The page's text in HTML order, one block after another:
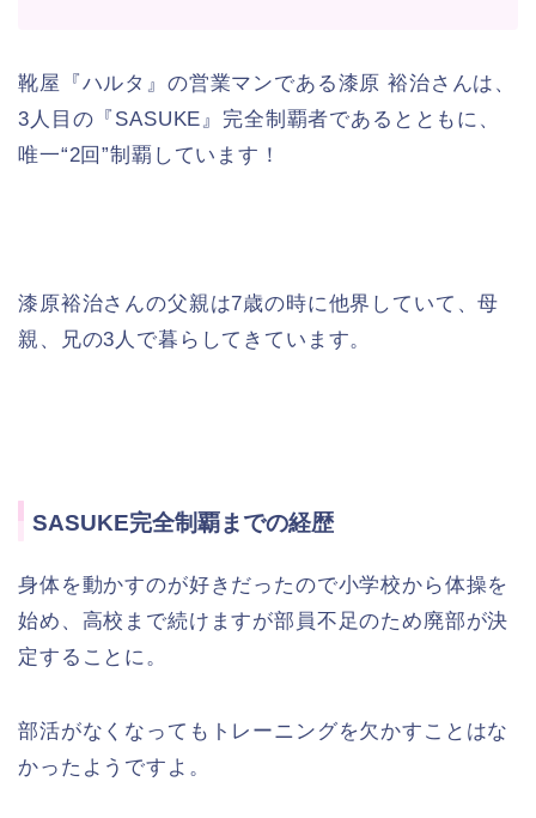
靴屋『ハルタ』の営業マンである漆原 裕治さんは、
3人目の『SASUKE』完全制覇者であるとともに、
唯一“2回”制覇しています！
漆原裕治さんの父親は7歳の時に他界していて、母
親、兄の3人で暮らしてきています。
SASUKE完全制覇までの経歴
身体を動かすのが好きだったので小学校から体操を
始め、高校まで続けますが部員不足のため廃部が決
定することに。
部活がなくなってもトレーニングを欠かすことはな
かったようですよ。